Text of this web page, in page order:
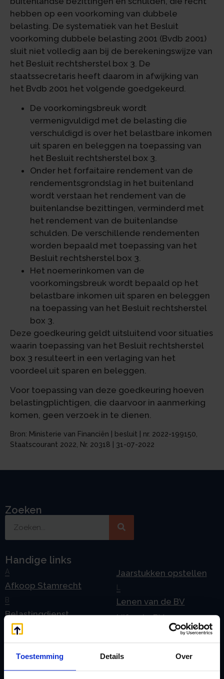
Toestemming Details Over
hebben op een voorkoming van dubbele
belasting. De systematiek van het Besluit
voorkoming dubbele belasting 2001 (Bvdb 2001)
sluit niet volledig aan bij de berekeningswijze van
het Besluit rechtsherstel box 3. De
staatssecretaris heeft daarom in afwijking van
het Bvdb 2001 het volgende goedgekeurd.
De voorkomingsbreuk wordt
vermenigvuldigd met de belasting die
verschuldigd is over het belastbare inkomen
uit sparen en beleggen na toepassing van
het Besluit rechtsherstel box 3.
Onder het forfaitaire rendement van de
rendementsgrondslag in het buitenland
wordt verstaan het rendement van de
buitenlandse bezittingen, verminderd met
het rendement van de buitenlandse
schulden. De verschillende rendementen
worden bepaald met toepassing van het
Besluit rechtsherstel box 3.
Het noemerinkomen van de
voorkomingsbreuk wordt bepaald op het
belastbare inkomen uit sparen en beleggen
na toepassing van het Besluit rechtsherstel
box 3.
Deze goedkeuring geldt uitsluitend voor situaties
waarin toepassing van het Besluit rechtsherstel
box 3 resulteert in een verlaging van het
voordeel uit sparen en beleggen.
Voor toepassing van deze goedkeuring hoeven
belastingplichtigen, die daarvoor in aanmerking
komen, geen verzoek in te dienen.
Bron: Ministerie van Financiën | besluit | nr. 2022-199150,
Staatscourant 2022, Nr. 20318 | 31-07-2022
Zoeken
Handige links
A
Afkoop Stamrecht
B
Belastingdienst
doorgeven
rekeningnummer
Checklist IB 2023 (PDF)
Jaarstukken opstellen
Lenen van de BV
Lijfrente BV
Liquidatie Pensioen BV